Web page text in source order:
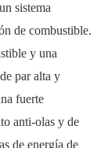
sistema
de combustible.
y una
par alta y
fuerte
anti-olas y de
de energía de